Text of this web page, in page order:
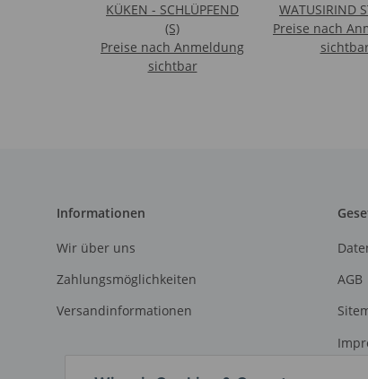
KÜKEN - SCHLÜPFEND
(S)
Preise nach Anmeldung
sichtbar
WATUSIRIND
Preise nach
Informationen
Wir über uns
Zahlungsmöglichkeiten
Versandinformationen
AGB